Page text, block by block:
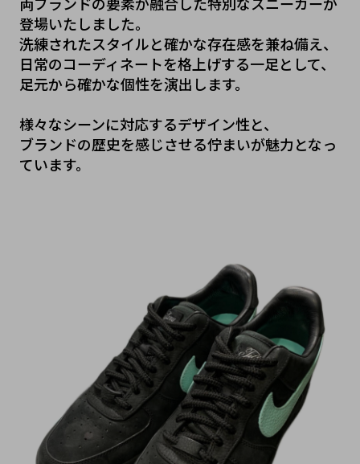
登場いたしました。
洗練されたスタイルと確かな存在感を兼ね備え、
日常のコーディネートを格上げする一足として、
足元から確かな個性を演出します。
様々なシーンに対応するデザイン性と、
ブランドの歴史を感じさせる佇まいが魅力となっ
ています。